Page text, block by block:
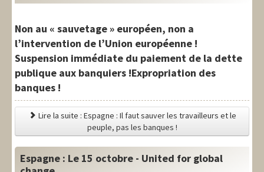
Non au « sauvetage » européen, non a
l’intervention de l’Union européenne !
Suspension immédiate du paiement de la dette
publique aux banquiers !Expropriation des
banques !
Lire la suite : Espagne : Il faut sauver les travailleurs et le
peuple, pas les banques !
Espagne : Le 15 octobre - United for global